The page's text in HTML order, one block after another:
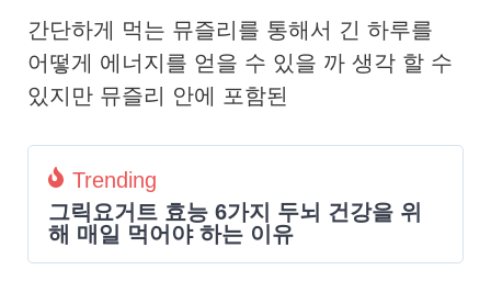
간단하게 먹는 뮤즐리를 통해서 긴 하루를
어떻게 에너지를 얻을 수 있을 까 생각 할 수
있지만 뮤즐리 안에 포함된
Trending
그릭요거트 효능 6가지 두뇌 건강을 위
해 매일 먹어야 하는 이유